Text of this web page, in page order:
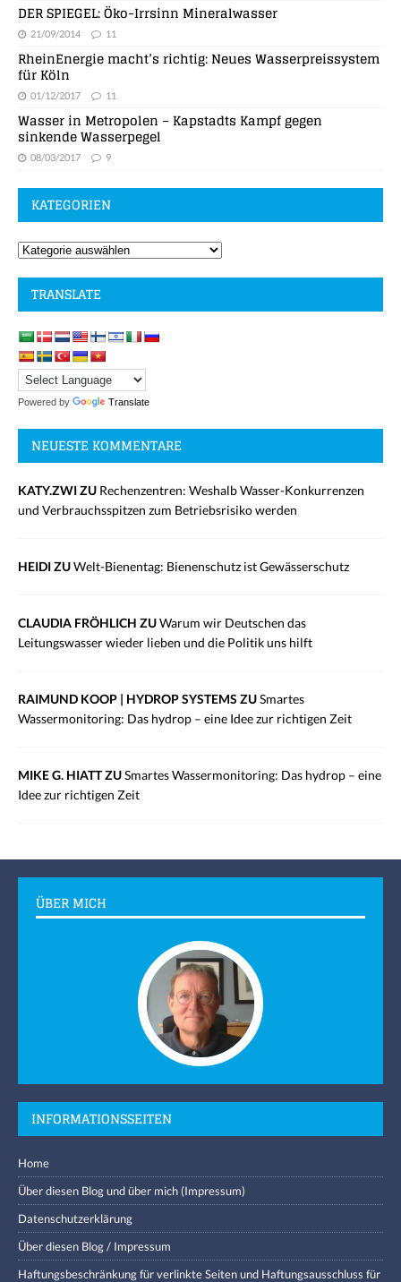
DER SPIEGEL: Öko-Irrsinn Mineralwasser
21/09/2014 11
RheinEnergie macht’s richtig: Neues Wasserpreissystem
für Köln
01/12/2017 11
Wasser in Metropolen – Kapstadts Kampf gegen
sinkende Wasserpegel
08/03/2017 9
KATEGORIEN
TRANSLATE
Powered by Translate
NEUESTE KOMMENTARE
KATY.ZWI ZU Rechenzentren: Weshalb Wasser-Konkurrenzen
und Verbrauchsspitzen zum Betriebsrisiko werden
HEIDI ZUWelt-Bienentag: Bienenschutz ist Gewässerschutz
CLAUDIA FRÖHLICH ZUWarum wir Deutschen das
Leitungswasser wieder lieben und die Politik uns hilft
RAIMUND KOOP | HYDROP SYSTEMS ZUSmartes
Wassermonitoring: Das hydrop – eine Idee zur richtigen Zeit
MIKE G. HIATT ZUSmartes Wassermonitoring: Das hydrop – eine
Idee zur richtigen Zeit
ÜBER MICH
INFORMATIONSSEITEN
Home
Über diesen Blog und über mich (Impressum)
Datenschutzerklärung
Über diesen Blog / Impressum
Haftungsbeschränkung für verlinkte Seiten und Haftungsausschluss für